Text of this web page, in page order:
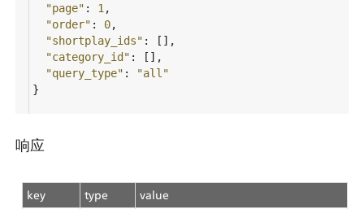
"page" : 1 ,
"order" : 0,
"shortplay_ids" : [],
"category_id" : [],
"query_type" :
"all"
}
响应
key type
value